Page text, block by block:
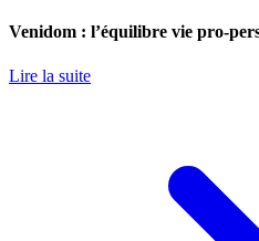
Venidom : l’équilibre vie pro-
Lire la suite